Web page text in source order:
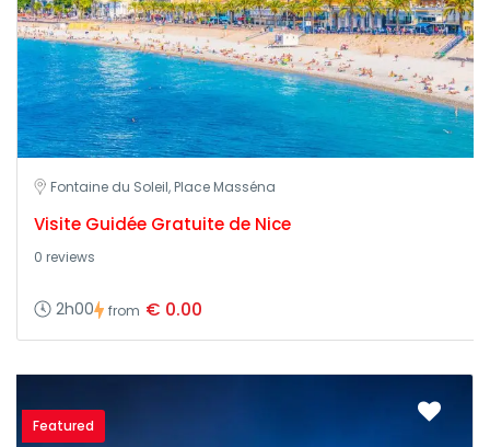
Fontaine du Soleil, Place Masséna
Visite Guidée Gratuite de Nice
0 reviews
2h00 from € 0.00
Featured